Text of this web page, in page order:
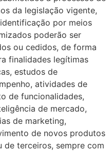
da legislação vigente,
por meios
poderão ser
ou cedidos, de forma
finalidades legítimas
estudos de
atividades de
de funcionalidades,
de mercado,
de marketing,
de novos produtos
terceiros, sempre com